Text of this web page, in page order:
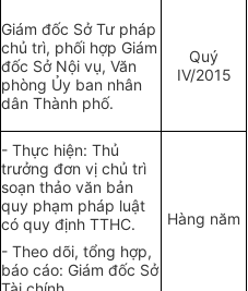
Giám đốc Sở Tư pháp
chủ trì, phối hợp Giám
đốc Sở Nội vụ, Văn
phòng Ủy ban nhân
dân Thành phố.
Quý
IV/2015
- Thực hiện: Thủ
trưởng đơn vị chủ trì
soạn thảo văn bản
quy phạm pháp luật
có quy định TTHC.
- Theo dõi, tổng hợp,
báo cáo: Giám đốc Sở
Hàng năm